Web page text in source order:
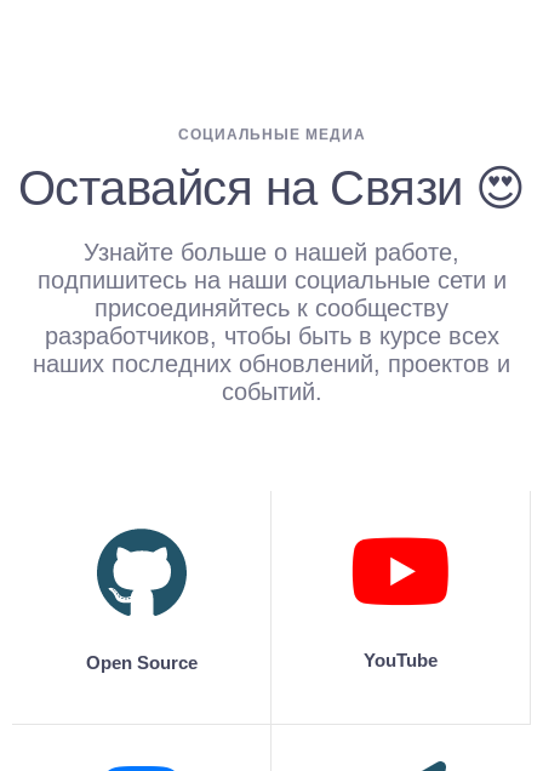
Оставайся на Связи 😍
Узнайте больше о нашей работе,
подпишитесь на наши социальные сети и
присоединяйтесь к сообществу
разработчиков, чтобы быть в курсе всех
наших последних обновлений, проектов и
событий.
Open Source YouTube